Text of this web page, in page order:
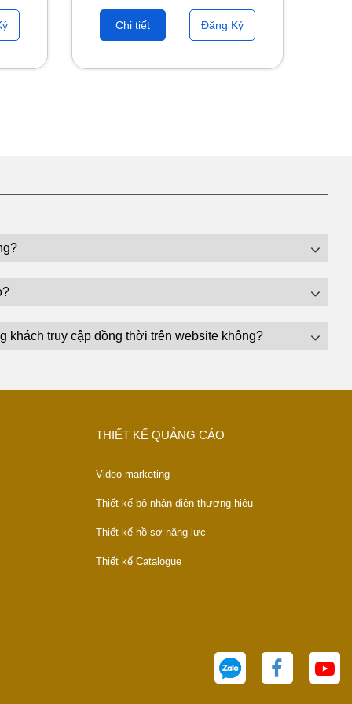
Chi tiết Đăng Ký
khách truy cập đồng thời trên website không?
THIẾT KẾ QUẢNG CÁO
Video marketing
Thiết kế bộ nhận diện thương hiệu
Thiết kế hồ sơ năng lực
Thiết kế Catalogue